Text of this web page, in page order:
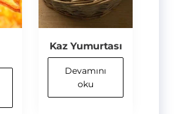
Kaz Yumurtası
Devamını
oku